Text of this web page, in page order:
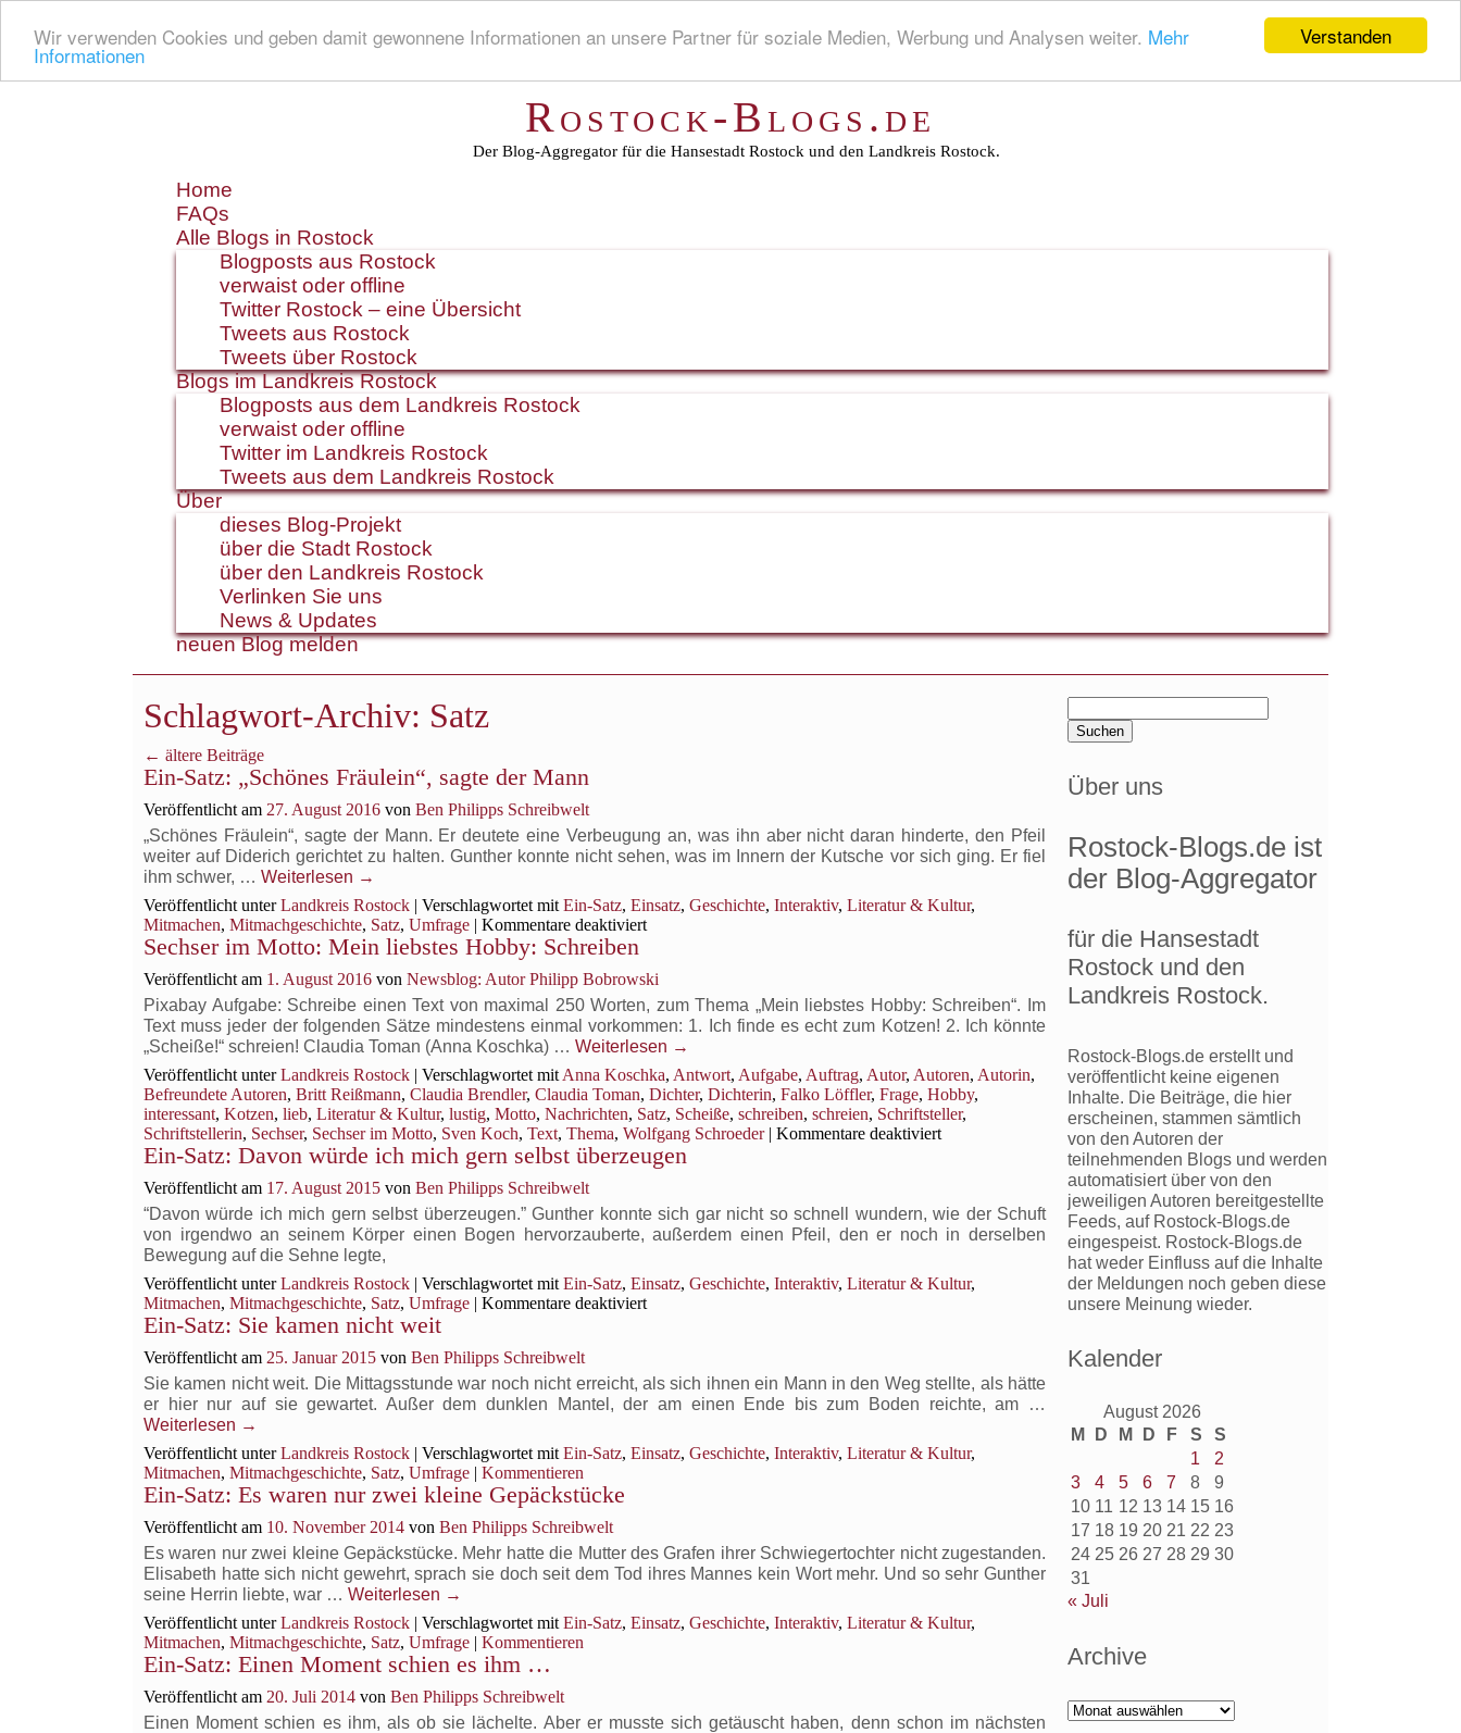
Verstanden
Wir verwenden Cookies und geben damit gewonnene Informationen an unsere Partner für soziale Medien, Werbung und Analysen weiter. Mehr
Informationen
Rostock-Blogs.de
Der Blog-Aggregator für die Hansestadt Rostock und den Landkreis Rostock.
Inhalt
springen
Home
FAQs
Alle Blogs in Rostock
Blogposts aus Rostock
verwaist oder offline
Twitter Rostock – eine Übersicht
Tweets aus Rostock
Tweets über Rostock
Blogs im Landkreis Rostock
Blogposts aus dem Landkreis Rostock
verwaist oder offline
Twitter im Landkreis Rostock
Tweets aus dem Landkreis Rostock
Über
dieses Blog-Projekt
über die Stadt Rostock
über den Landkreis Rostock
Verlinken Sie uns
News & Updates
neuen Blog melden
Schlagwort-Archiv: Satz
← ältere Beiträge
Ein-Satz: „Schönes Fräulein“, sagte der Mann
Veröffentlicht am 27. August 2016 von Ben Philipps Schreibwelt
„Schönes Fräulein“, sagte der Mann. Er deutete eine Verbeugung an, was ihn aber nicht daran hinderte, den Pfeil
weiter auf Diderich gerichtet zu halten. Gunther konnte nicht sehen, was im Innern der Kutsche vor sich ging. Er fiel
ihm schwer, … Weiterlesen →
Veröffentlicht unter Landkreis Rostock | Verschlagwortet mit Ein-Satz, Einsatz, Geschichte, Interaktiv, Literatur & Kultur,
Mitmachen, Mitmachgeschichte, Satz, Umfrage | Kommentare deaktiviertfür
„Schönes
Fräulein“,
sagte
der
Sechser im Motto: Mein liebstes Hobby: Schreiben
Veröffentlicht am 1. August 2016 von Newsblog: Autor Philipp Bobrowski
Pixabay Aufgabe: Schreibe einen Text von maximal 250 Worten, zum Thema „Mein liebstes Hobby: Schreiben“. Im
Text muss jeder der folgenden Sätze mindestens einmal vorkommen: 1. Ich finde es echt zum Kotzen! 2. Ich könnte
„Scheiße!“ schreien! Claudia Toman (Anna Koschka) … Weiterlesen →
Veröffentlicht unter Landkreis Rostock | Verschlagwortet mit Anna Koschka, Antwort, Aufgabe, Auftrag, Autor, Autoren, Autorin,
Befreundete Autoren, Britt Reißmann, Claudia Brendler, Claudia Toman, Dichter, Dichterin, Falko Löffler, Frage, Hobby,
interessant, Kotzen, lieb, Literatur & Kultur, lustig, Motto, Nachrichten, Satz, Scheiße, schreiben, schreien, Schriftsteller,
Schriftstellerin, Sechser, Sechser im Motto, Sven Koch, Text, Thema, Wolfgang Schroeder | Kommentare deaktiviertfür
Mein
liebstes
Ein-Satz: Davon würde ich mich gern selbst überzeugen
Veröffentlicht am 17. August 2015 von Ben Philipps Schreibwelt
“Davon würde ich mich gern selbst überzeugen.” Gunther konnte sich gar nicht so schnell wundern, wie der Schuft
von irgendwo an seinem Körper einen Bogen hervorzauberte, außerdem einen Pfeil, den er noch in derselben
Bewegung auf die Sehne legte,
Veröffentlicht unter Landkreis Rostock | Verschlagwortet mit Ein-Satz, Einsatz, Geschichte, Interaktiv, Literatur & Kultur,
Mitmachen, Mitmachgeschichte, Satz, Umfrage | Kommentare deaktiviertfür
würde
ich
selbst
Ein-Satz: Sie kamen nicht weit
Veröffentlicht am 25. Januar 2015 von Ben Philipps Schreibwelt
Sie kamen nicht weit. Die Mittagsstunde war noch nicht erreicht, als sich ihnen ein Mann in den Weg stellte, als hätte
er hier nur auf sie gewartet. Außer dem dunklen Mantel, der am einen Ende bis zum Boden reichte, am …
Weiterlesen →
Veröffentlicht unter Landkreis Rostock | Verschlagwortet mit Ein-Satz, Einsatz, Geschichte, Interaktiv, Literatur & Kultur,
Mitmachen, Mitmachgeschichte, Satz, Umfrage | Kommentieren
Ein-Satz: Es waren nur zwei kleine Gepäckstücke
Veröffentlicht am 10. November 2014 von Ben Philipps Schreibwelt
Es waren nur zwei kleine Gepäckstücke. Mehr hatte die Mutter des Grafen ihrer Schwiegertochter nicht zugestanden.
Elisabeth hatte sich nicht gewehrt, sprach sie doch seit dem Tod ihres Mannes kein Wort mehr. Und so sehr Gunther
seine Herrin liebte, war … Weiterlesen →
Veröffentlicht unter Landkreis Rostock | Verschlagwortet mit Ein-Satz, Einsatz, Geschichte, Interaktiv, Literatur & Kultur,
Mitmachen, Mitmachgeschichte, Satz, Umfrage | Kommentieren
Ein-Satz: Einen Moment schien es ihm …
Veröffentlicht am 20. Juli 2014 von Ben Philipps Schreibwelt
Einen Moment schien es ihm, als ob sie lächelte. Aber er musste sich getäuscht haben, denn schon im nächsten
nach:
Über uns
Rostock-Blogs.de ist
der Blog-Aggregator
für die Hansestadt
Rostock und den
Landkreis Rostock.
Rostock-Blogs.de erstellt und
veröffentlicht keine eigenen
Inhalte. Die Beiträge, die hier
erscheinen, stammen sämtlich
von den Autoren der
teilnehmenden Blogs und werden
automatisiert über von den
jeweiligen Autoren bereitgestellte
Feeds, auf Rostock-Blogs.de
eingespeist. Rostock-Blogs.de
hat weder Einfluss auf die Inhalte
der Meldungen noch geben diese
unsere Meinung wieder.
Kalender
August 2026
M
D M D F S
S
1
2
3
4 5 6 7 8
9
10 11 12 13 14 15 16
17 18 19 20 21 22 23
24 25 26 27 28 29 30
31
« Juli
Archive
Archive